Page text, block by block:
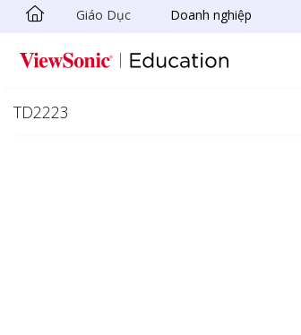
Chuyển đến nội dung chính
Giáo Dục Doanh nghiệp
TD2223